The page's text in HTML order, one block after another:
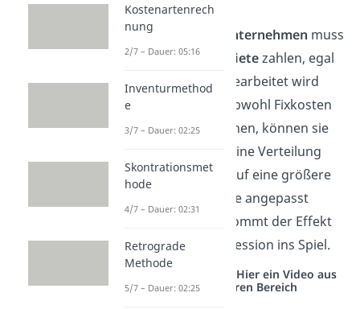
EinProduktionsunternehmen muss
für seine Hallen
Mietezahlen, egal
ob darin gerade gearbeitet wird
oder nicht. Aber obwohl Fixkosten
kurzfristig feststehen, können sie
langfristig durch eine Verteilung
der Gütermenge auf eine größere
Produktionsmenge angepasst
werden. Hierbei kommt der Effekt
der Fixkostendegression ins Spiel.
Studyflix vernetzt: Hier ein Video aus
einem anderen Bereich
Kostenartenrech
nung
2/7 – Dauer: 05:16
Inventurmethod
e
3/7 – Dauer: 02:25
Skontrationsmet
hode
4/7 – Dauer: 02:31
Retrograde
Methode
5/7 – Dauer: 02:25